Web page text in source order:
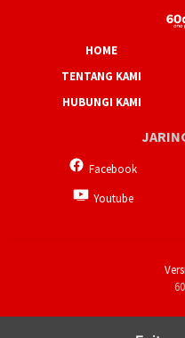
HOME
TENTANG KAMI
HUBUNGI KAMI
Facebook
Youtube